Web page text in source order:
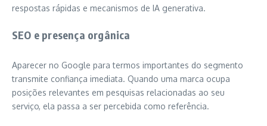
respostas rápidas e mecanismos de IA generativa.
SEO e presença orgânica
Aparecer no Google para termos importantes do segmento
transmite confiança imediata. Quando uma marca ocupa
posições relevantes em pesquisas relacionadas ao seu
serviço, ela passa a ser percebida como referência.